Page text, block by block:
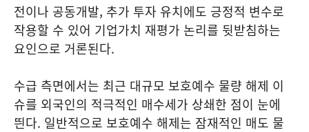
전이나 공동개발, 추가 투자 유치에도 긍정적 변수로
작용할 수 있어 기업가치 재평가 논리를 뒷받침하는
요인으로 거론된다.
수급 측면에서는 최근 대규모 보호예수 물량 해제 이
슈를 외국인의 적극적인 매수세가 상쇄한 점이 눈에
띈다. 일반적으로 보호예수 해제는 잠재적인 매도 물